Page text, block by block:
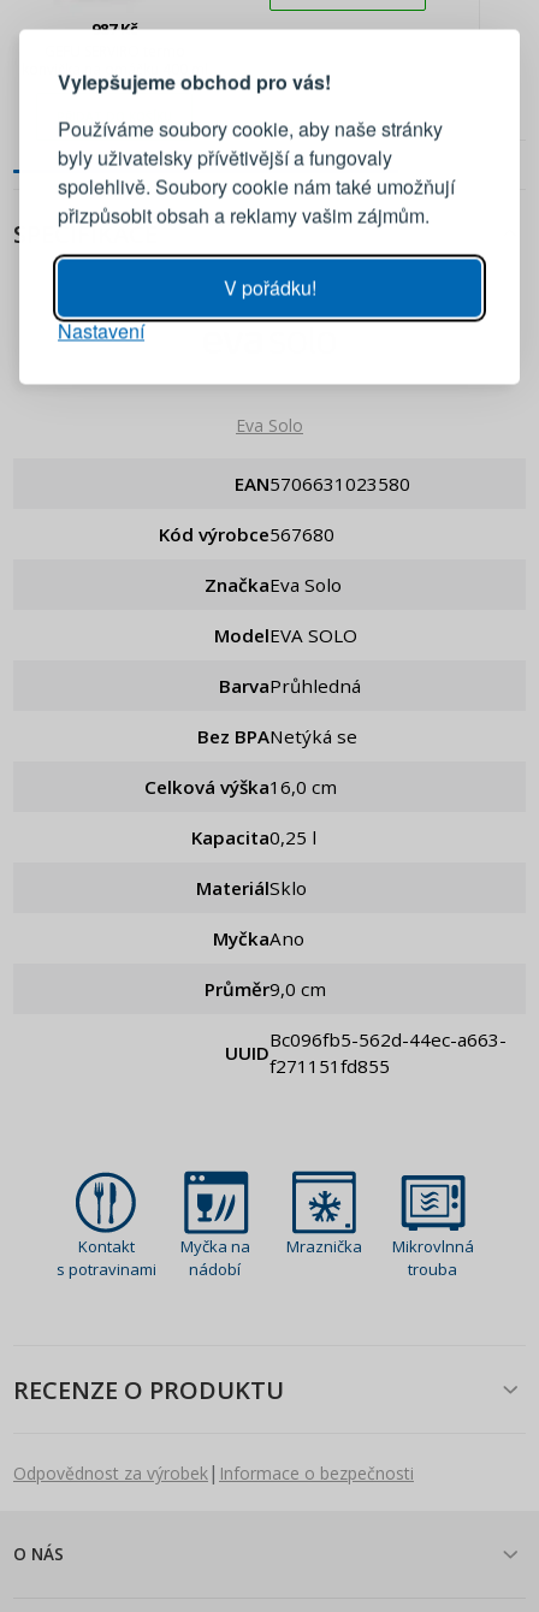
Vylepšujeme obchod pro vás!
Používáme soubory cookie, aby naše stránky
byly uživatelsky přívětivější a fungovaly
spolehlivě. Soubory cookie nám také umožňují
přizpůsobit obsah a reklamy vašim zájmům.
V pořádku!
Nastavení
987 Kč
SPECIFIKACE
Eva Solo
EAN 5706631023580
Kód výrobce 567680
Značka Eva Solo
Model EVA SOLO
Barva Průhledná
Bez BPA Netýká se
Celková výška 16,0 cm
Kapacita 0,25 l
Materiál Sklo
Myčka Ano
Průměr 9,0 cm
UUID
bc096fb5-562d-44ec-a663-
f271151fd855
Kontakt
s potravinami
Myčka na
nádobí
Mraznička
Mikrovlnná
trouba
RECENZE O PRODUKTU
Odpovědnost za výrobek| Informace o bezpečnosti
O NÁS
REGISTRACE
Přihlaste se ke svému účtu
Emailová adresa
PŘIHLÁSIT SE